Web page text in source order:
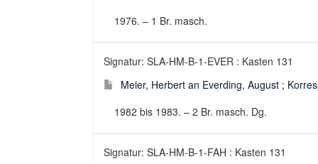
1976. – 1 Br. masch.
Signatur: SLA-HM-B-1-EVER : Kasten 131
Meier, Herbert an Everding, August ;
1982 bis 1983. – 2 Br. masch. Dg.
Signatur: SLA-HM-B-1-FAH : Kasten 131